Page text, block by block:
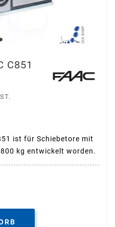
C851
ist für Schiebetore mit
kg entwickelt worden.